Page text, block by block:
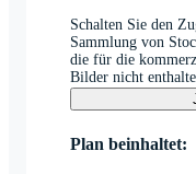
Schalten Sie den
Sammlung von
die für die
Bilder nicht
Plan beinhaltet: